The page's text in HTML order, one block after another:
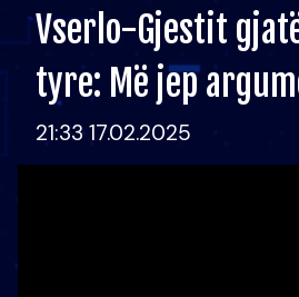
Vserlo-Gjestit
tyre: Më jep
21:33 17.02.2025